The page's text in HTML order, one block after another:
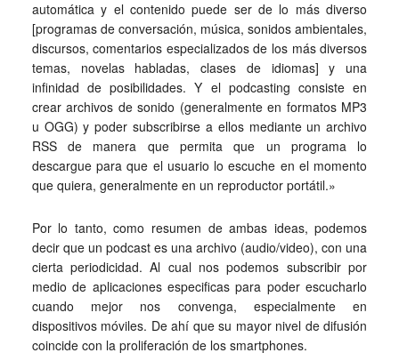
automática y el contenido puede ser de lo más diverso
[programas de conversación, música, sonidos ambientales,
discursos, comentarios especializados de los más diversos
temas, novelas habladas, clases de idiomas] y una
infinidad de posibilidades. Y el podcasting consiste en
crear archivos de sonido (generalmente en formatos MP3
u OGG) y poder subscribirse a ellos mediante un archivo
RSS de manera que permita que un programa lo
descargue para que el usuario lo escuche en el momento
que quiera, generalmente en un reproductor portátil.»
Por lo tanto, como resumen de ambas ideas, podemos
decir que un podcast es una archivo (audio/video), con una
cierta periodicidad. Al cual nos podemos subscribir por
medio de aplicaciones especificas para poder escucharlo
cuando mejor nos convenga, especialmente en
dispositivos móviles. De ahí que su mayor nivel de difusión
coincide con la proliferación de los smartphones.